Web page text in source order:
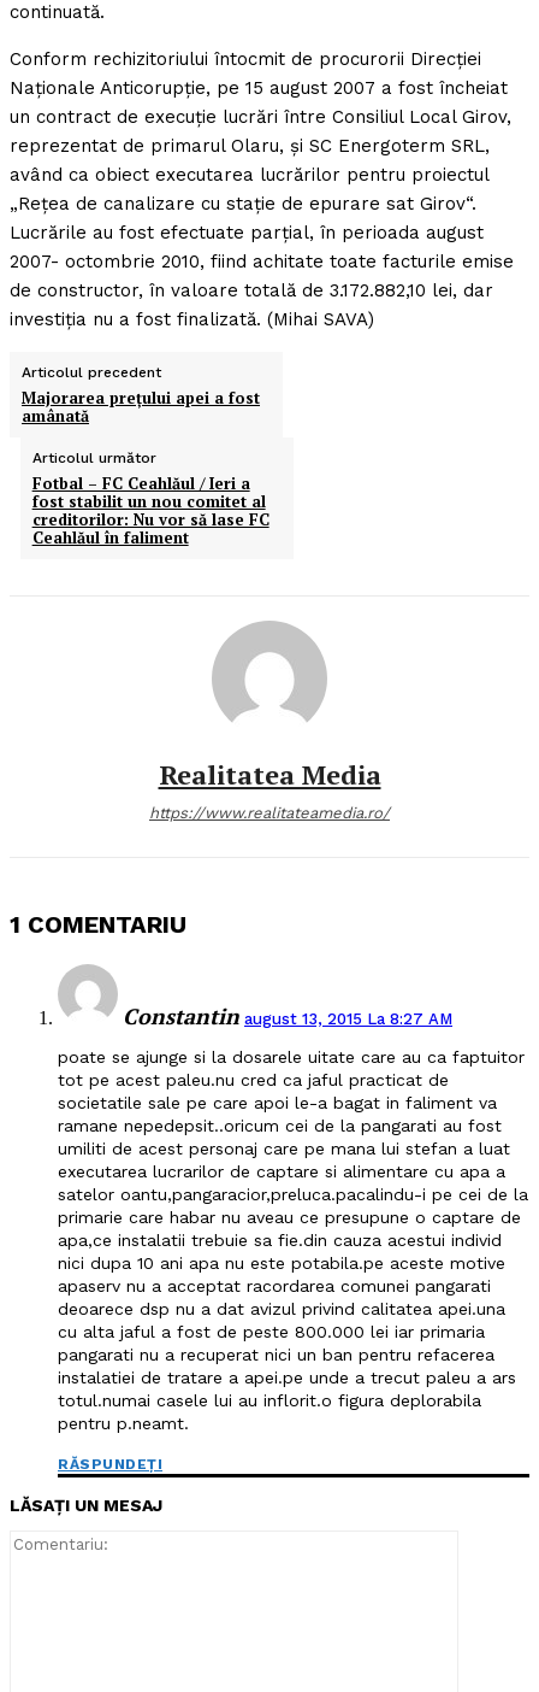
continuată.
Conform rechizitoriului întocmit de procurorii Direcţiei
Naţionale Anticorupţie, pe 15 august 2007 a fost încheiat
un contract de execuţie lucrări între Consiliul Local Girov,
reprezentat de primarul Olaru, şi SC Energoterm SRL,
având ca obiect executarea lucrărilor pentru proiectul
„Reţea de canalizare cu staţie de epurare sat Girov“.
Lucrările au fost efectuate parţial, în perioada august
2007- octombrie 2010, fiind achitate toate facturile emise
de constructor, în valoare totală de 3.172.882,10 lei, dar
investiţia nu a fost finalizată. (Mihai SAVA)
Articolul precedent
Majorarea preţului apei a fost
amânată
Articolul următor
Fotbal – FC Ceahlăul / Ieri a
fost stabilit un nou comitet al
creditorilor: Nu vor să lase FC
Ceahlăul în faliment
Realitatea Media
https://www.realitateamedia.ro/
1 COMENTARIU
Constantin august 13, 2015 La 8:27 AM
poate se ajunge si la dosarele uitate care au ca faptuitor
tot pe acest paleu.nu cred ca jaful practicat de
societatile sale pe care apoi le-a bagat in faliment va
ramane nepedepsit..oricum cei de la pangarati au fost
umiliti de acest personaj care pe mana lui stefan a luat
executarea lucrarilor de captare si alimentare cu apa a
satelor oantu,pangaracior,preluca.pacalindu-i pe cei de la
primarie care habar nu aveau ce presupune o captare de
apa,ce instalatii trebuie sa fie.din cauza acestui individ
nici dupa 10 ani apa nu este potabila.pe aceste motive
apaserv nu a acceptat racordarea comunei pangarati
deoarece dsp nu a dat avizul privind calitatea apei.una
cu alta jaful a fost de peste 800.000 lei iar primaria
pangarati nu a recuperat nici un ban pentru refacerea
instalatiei de tratare a apei.pe unde a trecut paleu a ars
totul.numai casele lui au inflorit.o figura deplorabila
pentru p.neamt.
RĂSPUNDEȚI
LĂSAȚI UN MESAJ